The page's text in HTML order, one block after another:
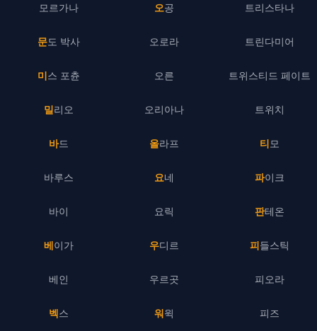
모르가나
문도 박사
미스 포츈
밀리오
바드
바루스
바이
베이가
베인
벡스
오공
오로라
오른
오리아나
올라프
요네
요릭
우디르
우르곳
워윅
트리스타나
트린다미어
트위스티드 페이트
트위치
티모
파이크
판테온
피들스틱
피오라
피즈